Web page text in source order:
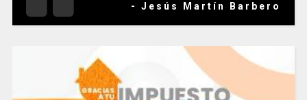
- Jesús Martín Barbero